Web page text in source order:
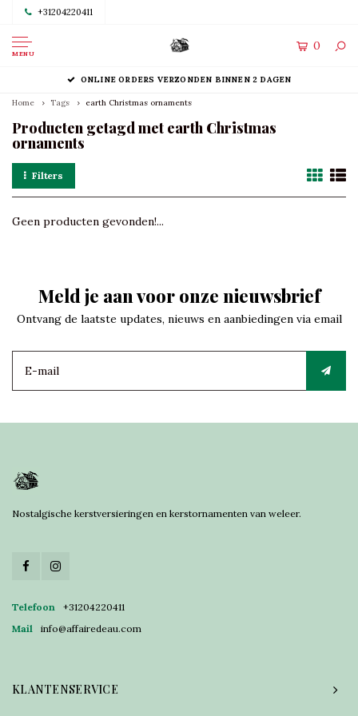
+31204220411
MENU
0
ONLINE ORDERS VERZONDEN BINNEN 2 DAGEN
Home Tags earth Christmas ornaments
Producten getagd met earth Christmas
ornaments
Filters
Geen producten gevonden!...
Meld je aan voor onze nieuwsbrief
Ontvang de laatste updates, nieuws en aanbiedingen via email
Nostalgische kerstversieringen en kerstornamenten van weleer.
Telefoon
+31204220411
Mail
info@affairedeau.com
KLANTENSERVICE